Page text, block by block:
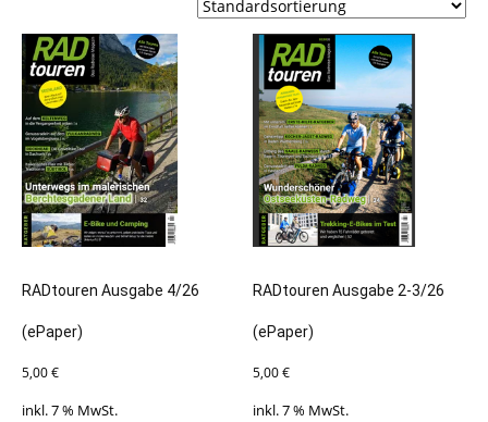
RADtouren Ausgabe 4/26
(ePaper)
5,00€
inkl. 7 % MwSt.
RADtouren Ausgabe 2-3/26
(ePaper)
5,00€
inkl. 7 % MwSt.